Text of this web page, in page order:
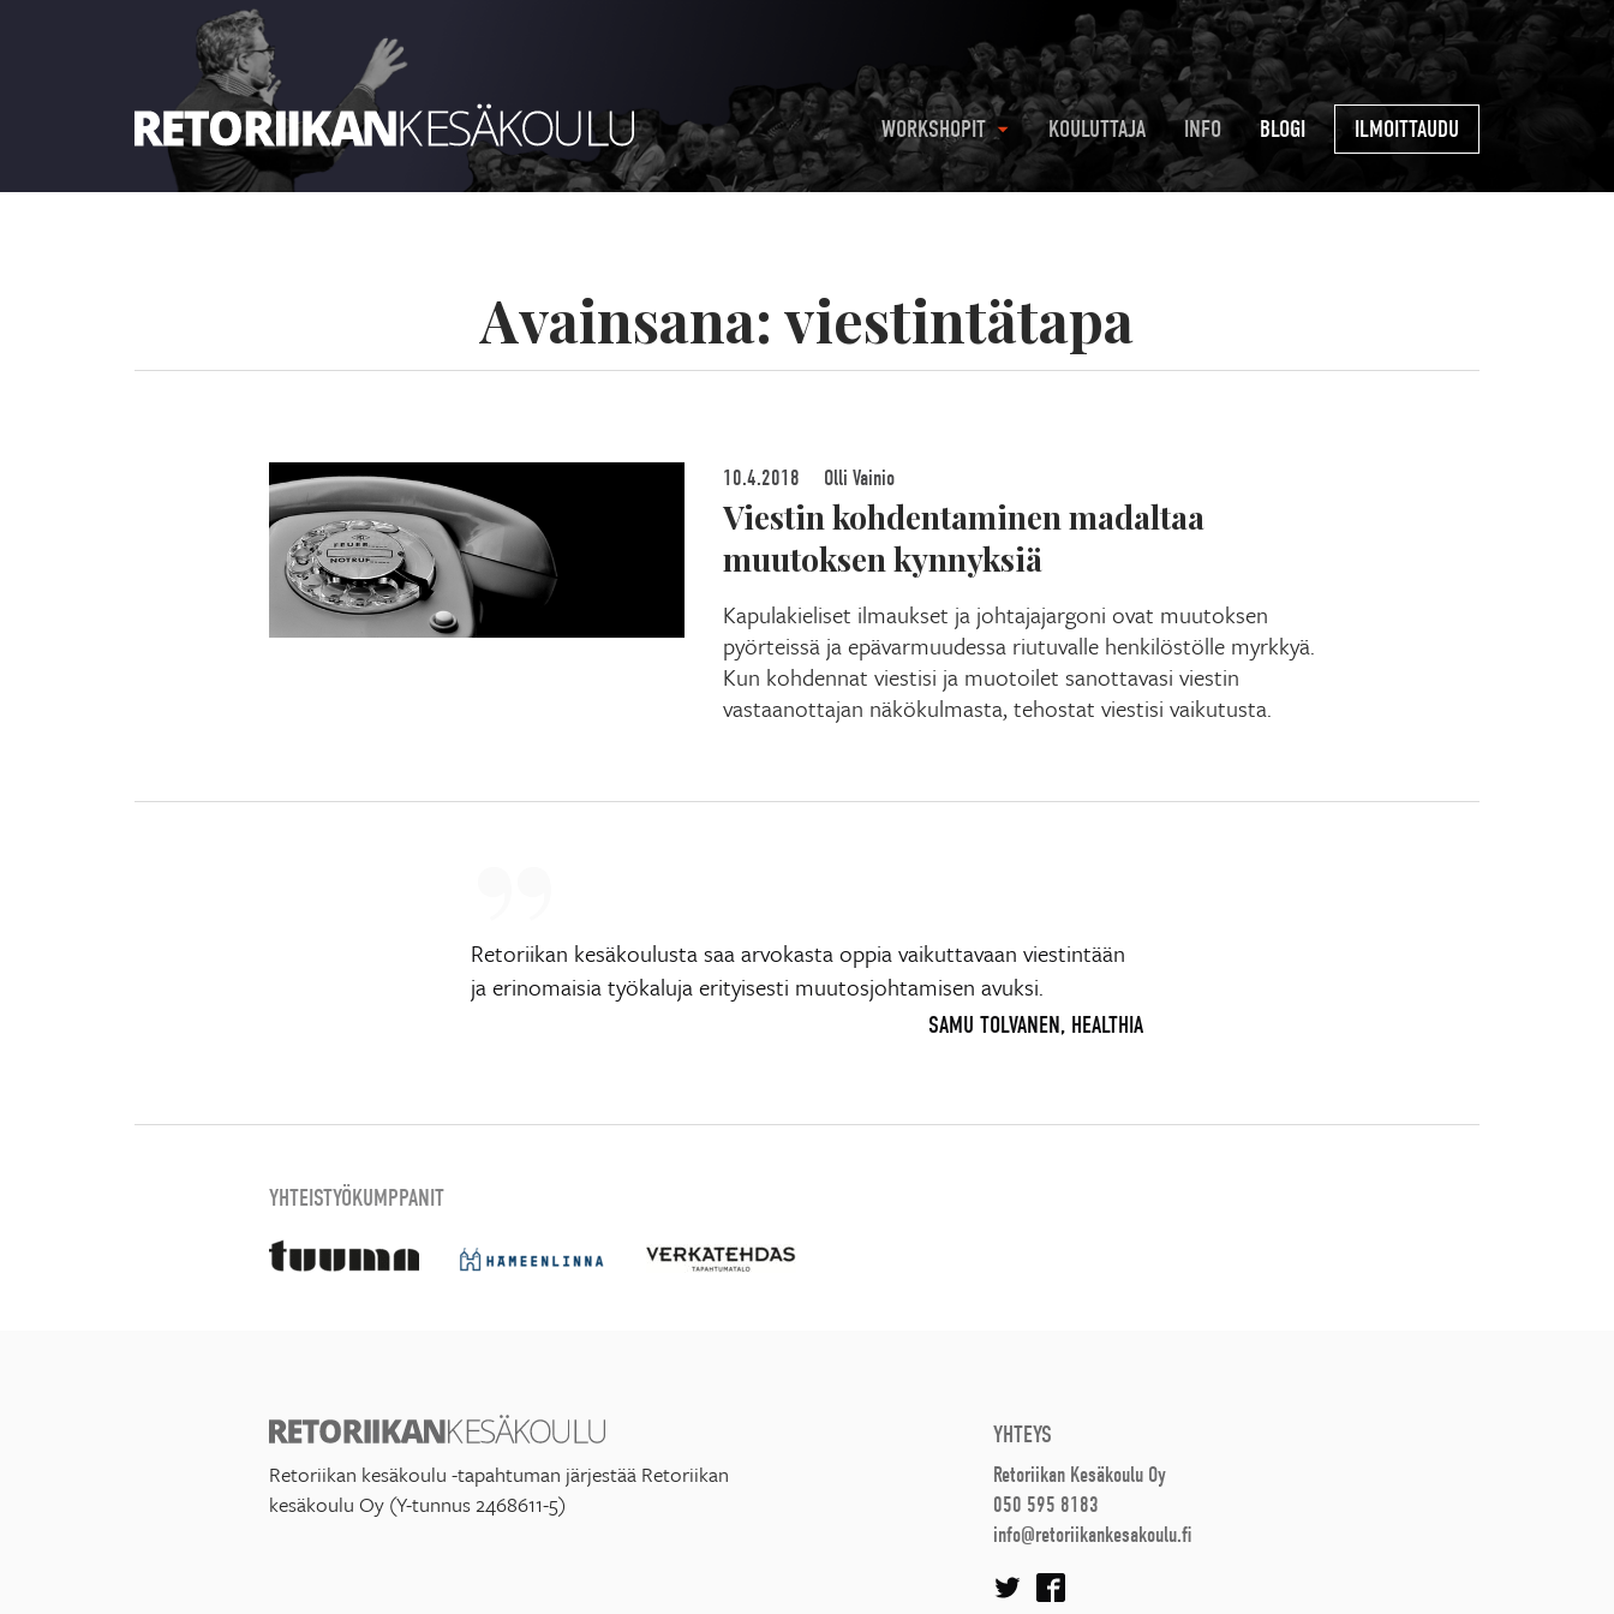
WORKSHOPIT KOULUTTAJA INFO BLOGI ILMOITTAUDU
Avainsana: viestintätapa
10.4.2018 Olli Vainio
Viestin kohdentaminen madaltaa
muutoksen kynnyksiä
Kapulakieliset ilmaukset ja johtajajargoni ovat muutoksen
pyörteissä ja epävarmuudessa riutuvalle henkilöstölle myrkkyä.
Kun kohdennat viestisi ja muotoilet sanottavasi viestin
vastaanottajan näkökulmasta, tehostat viestisi vaikutusta.
Retoriikan kesäkoulusta saa arvokasta oppia vaikuttavaan viestintään
ja erinomaisia työkaluja erityisesti muutosjohtamisen avuksi.
SAMU TOLVANEN, HEALTHIA
YHTEISTYÖKUMPPANIT
Retoriikan kesäkoulu -tapahtuman järjestää Retoriikan
kesäkoulu Oy (Y-tunnus 2468611-5)
YHTEYS
Retoriikan Kesäkoulu Oy
050 595 8183
info@retoriikankesakoulu.fi